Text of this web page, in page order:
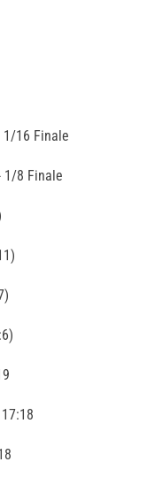
1/16 Finale
1/8 Finale